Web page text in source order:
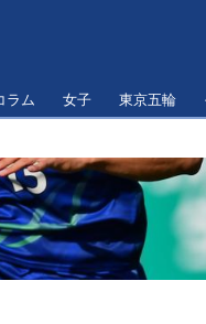
ラム 女子 東京五輪